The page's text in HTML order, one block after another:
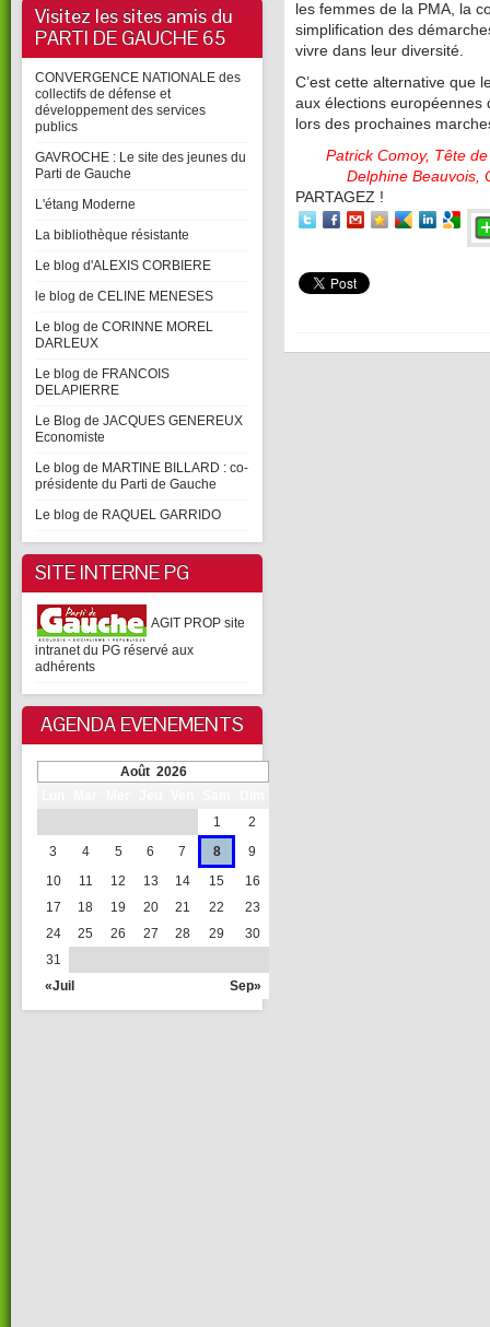
Visitez les sites amis du
PARTI DE GAUCHE 65
CONVERGENCE NATIONALE des
collectifs de défense et
développement des services
publics
GAVROCHE : Le site des jeunes du
Parti de Gauche
L'étang Moderne
La bibliothèque résistante
Le blog d'ALEXIS CORBIERE
le blog de CELINE MENESES
Le blog de CORINNE MOREL
DARLEUX
Le blog de FRANCOIS
DELAPIERRE
Le Blog de JACQUES GENEREUX
Economiste
Le blog de MARTINE BILLARD : co-
présidente du Parti de Gauche
Le blog de RAQUEL GARRIDO
SITE INTERNE PG
AGIT PROP site
intranet du PG réservé aux
adhérents
AGENDA EVENEMENTS
Août 2026
«Juil Sep»
1
2
3
4 5 6 7 8
9
10
11 12 13 14 15
16
17
18 19 20 21 22
23
24
25 26 27 28 29
30
31
les femmes de la PMA, la
simplification des
vivre dans leur diversité.
C’est cette alternative que
aux élections européennes
lors des prochaines
Patrick Comoy, Tête
Delphine Beauvois,
PARTAGEZ !